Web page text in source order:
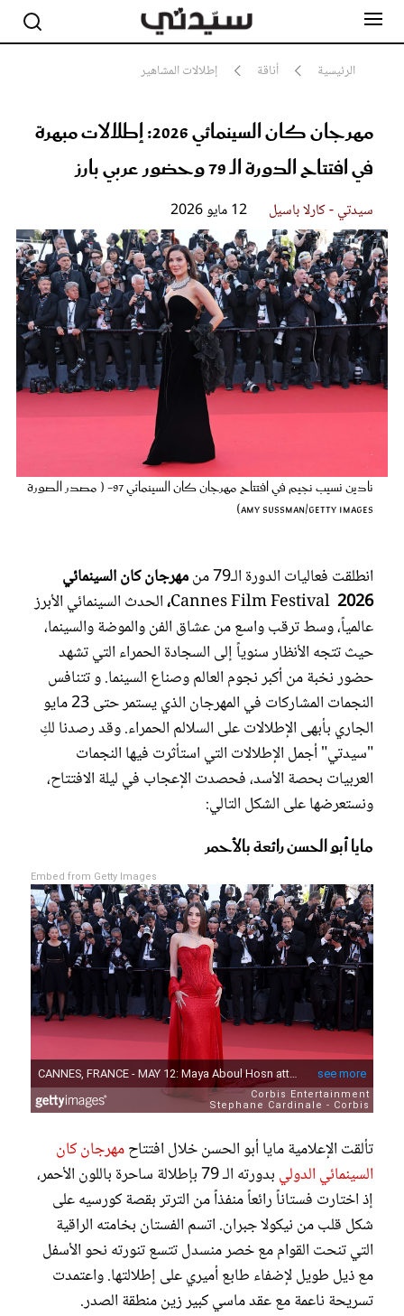
الرئيسية أناقة إطلالات المشاهير
مهرجان كان السينمائي 2026: إطلالات مبهرة
في افتتاح الدورة الـ 79 وحضور عربي بارز
سيدتي - كارلا باسيل 12 مايو 2026
نادين نسيب نجيم في افتتاح مهرجان كان السينمائي 97- ( مصدر الصورة
Amy Sussman/Getty Images)
انطلقت فعاليات الدورة الـ79 من
مهرجان كان السينمائي
2026
Cannes Film Festival،الحدث السينمائي الأبرز
عالمياً، وسط ترقب واسع من عشاق الفن والموضة والسينما،
حيث تتجه الأنظار سنوياً إلى السجادة الحمراء التي تشهد
حضور نخبة من أكبر نجوم العالم وصناع السينما. و تتنافس
النجمات المشاركات في المهرجان الذي يستمر حتى 23 مايو
الجاري بأبهى الإطلالات على السلالم الحمراء. وقد رصدنا لكِ
"سيدتي" أجمل الإطلالات التي استأثرت فيها النجمات
العربيات بحصة الأسد، فحصدت الإعجاب في ليلة الافتتاح،
ونستعرضها على الشكل التالي:
مايا أبو الحسن رائعة بالأحمر
Embed from Getty Images
تألقت الإعلامية مايا أبو الحسن خلال افتتاحمهرجان كان
السينمائي الدولي
بدورته الـ 79 بإطلالة ساحرة باللون الأحمر،
إذ اختارت فستاناً رائعاً منفذاً من الترتر بقصة كورسيه على
شكل قلب من نيكولا جبران. اتسم الفستان بخامته الراقية
التي تنحت القوام مع خصر منسدل تتسع تنورته نحو الأسفل
مع ذيل طويل لإضفاء طابع أميري على إطلالتها. واعتمدت
تسريحة ناعمة مع عقد ماسي كبير زين منطقة الصدر.
مشاهير
أناقة
جمال
صحة ورشاقة
سيدتي وطفلك
لايف ستايل
بلس+
فيديو
مطبخ سيدتي
مقالات الرأي
ستايل
تقارير
عروس سيدتي
مجلة سيدتي
غلاف رفمي